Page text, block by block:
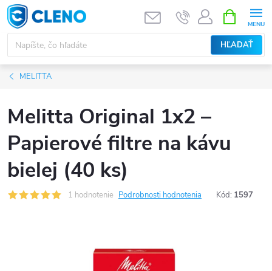
Prejsť
na
obsah
HĽADAŤ
KOŠÍK
MELITTA
Melitta Original 1x2 –
Papierové filtre na kávu
bielej (40 ks)
1 hodnotenie Podrobnosti hodnotenia Kód: 1597